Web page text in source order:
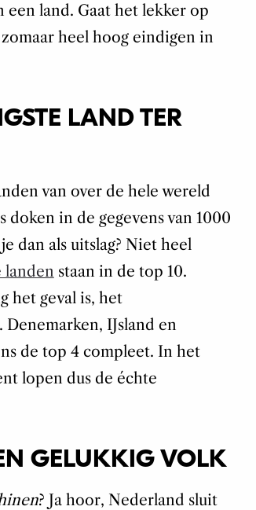
land. Gaat het lekker op
heel hoog eindigen in
LAND TER
van over de hele wereld
in de gegevens van 1000
dan als uitslag? Niet heel
landen staan in de top 10.
het geval is, het
IJsland en
de top 4 compleet. In het
lopen dus de échte
GELUKKIG VOLK
? Ja hoor, Nederland sluit